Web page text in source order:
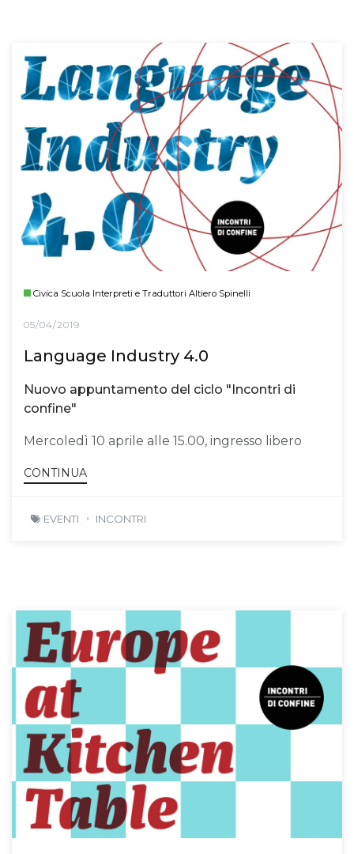
Civica Scuola Interpreti e Traduttori Altiero Spinelli
05/04/2019
Language Industry 4.0
Nuovo appuntamento del ciclo "Incontri di
confine"
Mercoledì 10 aprile alle 15.00, ingresso libero
CONTINUA
EVENTI INCONTRI